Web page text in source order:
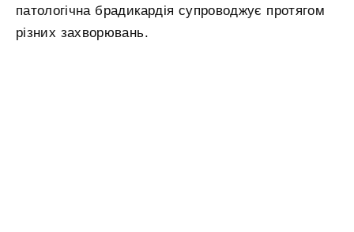
патологічна брадикардія супроводжує протягом
різних захворювань.